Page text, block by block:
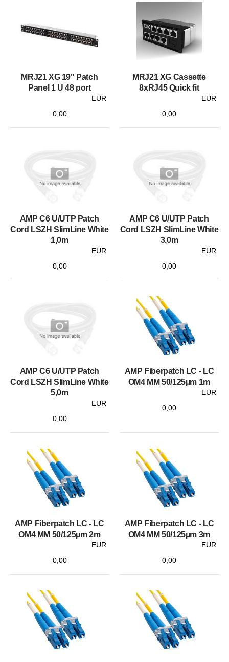
MRJ21 XG 19" Patch
Panel 1 U 48 port
EUR
0,00
MRJ21 XG Cassette
8xRJ45 Quick fit
EUR
0,00
AMP C6 U/UTP Patch
Cord LSZH SlimLine White
1,0m
EUR
0,00
AMP C6 U/UTP Patch
Cord LSZH SlimLine White
3,0m
EUR
0,00
AMP C6 U/UTP Patch
Cord LSZH SlimLine White
5,0m
EUR
0,00
AMP Fiberpatch LC - LC
OM4 MM 50/125µm 1m
EUR
0,00
AMP Fiberpatch LC - LC
OM4 MM 50/125µm 2m
EUR
0,00
AMP Fiberpatch LC - LC
OM4 MM 50/125µm 3m
EUR
0,00